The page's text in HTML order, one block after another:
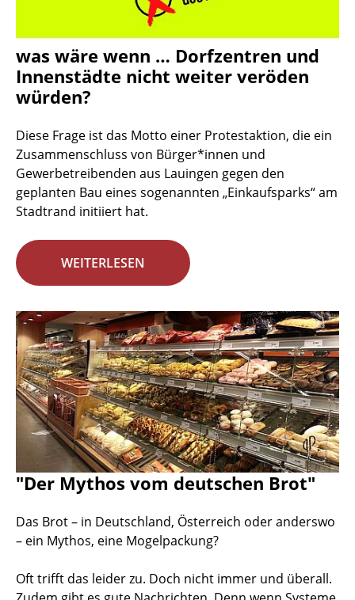
was wäre wenn … Dorfzentren und
Innenstädte nicht weiter veröden
würden?
Diese Frage ist das Motto einer Protestaktion, die ein
Zusammenschluss von Bürger*innen und
Gewerbetreibenden aus Lauingen gegen den
geplanten Bau eines sogenannten „Einkaufsparks“ am
Stadtrand initiiert hat.
WEITERLESEN
"Der Mythos vom deutschen Brot"
Das Brot – in Deutschland, Österreich oder anderswo
– ein Mythos, eine Mogelpackung?
Oft trifft das leider zu. Doch nicht immer und überall.